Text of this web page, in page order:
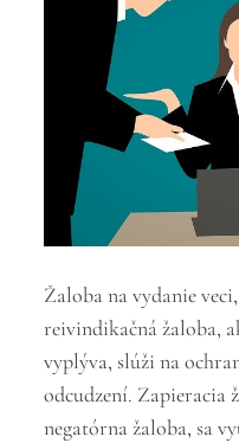
Žaloba na vydanie
reivindikačná žaloba,
vyplýva, slúži na
odcudzení. Zapieracia
negatórna žaloba, sa